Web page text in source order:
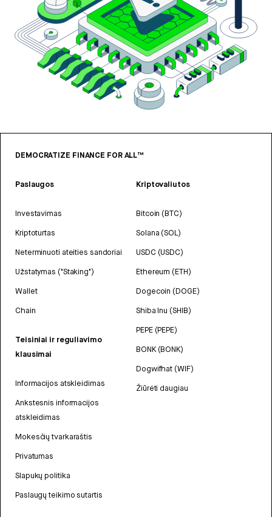
DEMOCRATIZE FINANCE FOR ALL™
Paslaugos
Investavimas
Kriptoturtas
Neterminuoti ateities sandoriai
Užstatymas ("Staking")
Wallet
Chain
Teisiniai ir reguliavimo
klausimai
Informacijos atskleidimas
Ankstesnis informacijos
atskleidimas
Mokesčių tvarkaraštis
Privatumas
Slapukų politika
Paslaugų teikimo sutartis
Kriptovaliutos
Bitcoin (BTC)
Solana (SOL)
USDC (USDC)
Ethereum (ETH)
Dogecoin (DOGE)
Shiba Inu (SHIB)
PEPE (PEPE)
BONK (BONK)
Dogwifhat (WIF)
Žiūrėti daugiau